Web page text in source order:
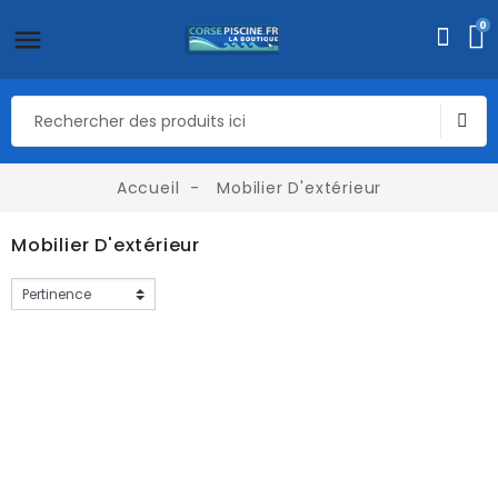
0
Accueil Mobilier D'extérieur
Mobilier D'extérieur